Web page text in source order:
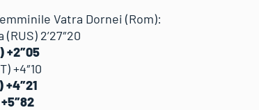
Vatra Dornei (Rom):
2’27″20
+2″05
+4″10